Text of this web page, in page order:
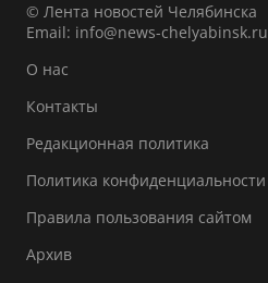
© Лента новостей Челябинска
Email: info@news-chelyabinsk.ru
О нас
Контакты
Редакционная политика
Политика конфиденциальности
Правила пользования сайтом
Архив